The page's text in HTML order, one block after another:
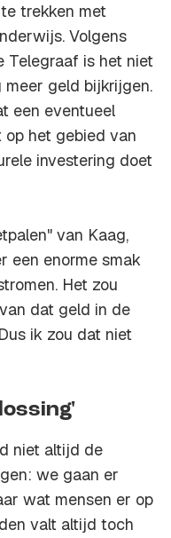
trekken met
Volgens
Telegraaf is het niet
geld bijkrijgen.
een eventueel
het gebied van
investering doet
van Kaag,
een enorme smak
Het zou
dat geld in de
ik zou dat niet
niet altijd de
we gaan er
wat mensen er op
valt altijd toch